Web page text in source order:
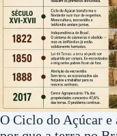
O Ciclo do Açúcar